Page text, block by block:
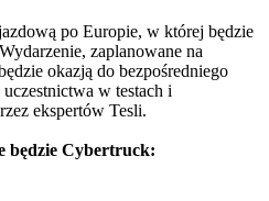
po Europie, w której będzie
zaplanowane na
okazją do bezpośredniego
w testach i
ekspertów Tesli.
będzie Cybertruck: